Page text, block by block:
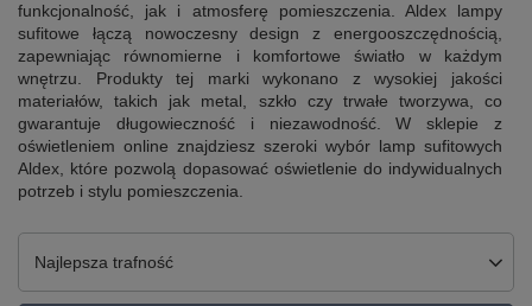
funkcjonalność, jak i atmosferę pomieszczenia. Aldex lampy
sufitowe łączą nowoczesny design z energooszczędnością,
zapewniając równomierne i komfortowe światło w każdym
wnętrzu. Produkty tej marki wykonano z wysokiej jakości
materiałów, takich jak metal, szkło czy trwałe tworzywa, co
gwarantuje długowieczność i niezawodność. W sklepie z
oświetleniem online znajdziesz szeroki wybór lamp sufitowych
Aldex, które pozwolą dopasować oświetlenie do indywidualnych
potrzeb i stylu pomieszczenia.
Zmień sortowanie
Najlepsza trafność